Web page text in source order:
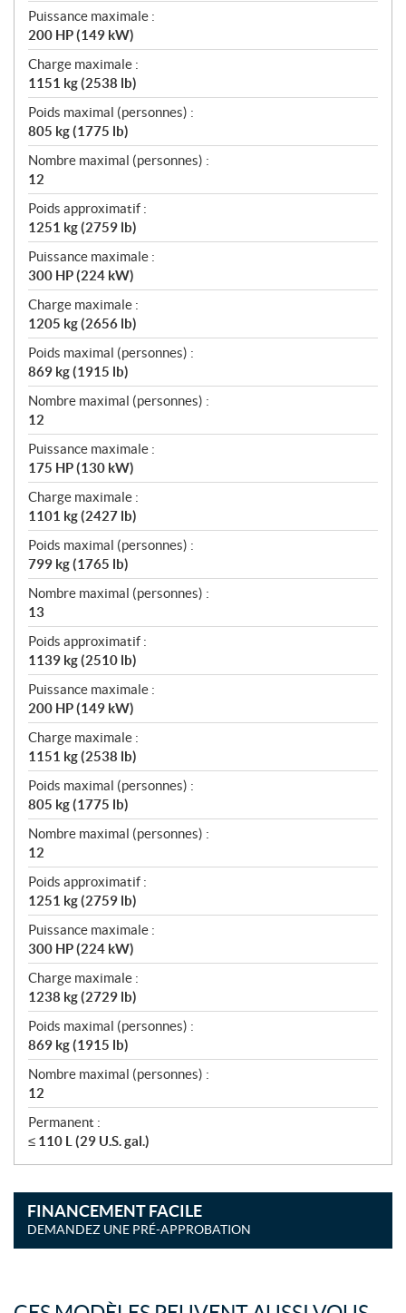
Puissance maximale :
200 HP (149 kW)
Charge maximale :
1151 kg (2538 lb)
Poids maximal (personnes) :
805 kg (1775 lb)
Nombre maximal (personnes) :
12
Poids approximatif :
1251 kg (2759 lb)
Puissance maximale :
300 HP (224 kW)
Charge maximale :
1205 kg (2656 lb)
Poids maximal (personnes) :
869 kg (1915 lb)
Nombre maximal (personnes) :
12
Puissance maximale :
175 HP (130 kW)
Charge maximale :
1101 kg (2427 lb)
Poids maximal (personnes) :
799 kg (1765 lb)
Nombre maximal (personnes) :
13
Poids approximatif :
1139 kg (2510 lb)
Puissance maximale :
200 HP (149 kW)
Charge maximale :
1151 kg (2538 lb)
Poids maximal (personnes) :
805 kg (1775 lb)
Nombre maximal (personnes) :
12
Poids approximatif :
1251 kg (2759 lb)
Puissance maximale :
300 HP (224 kW)
Charge maximale :
1238 kg (2729 lb)
Poids maximal (personnes) :
869 kg (1915 lb)
Nombre maximal (personnes) :
12
Permanent :
≤ 110 L (29 U.S. gal.)
FINANCEMENT FACILE
DEMANDEZ UNE PRÉ-APPROBATION